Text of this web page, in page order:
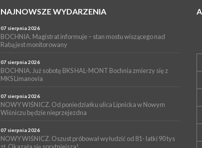
NAJNOWSZE WYDARZENIA
07 sierpnia 2026
BOCHNIA. Magistrat informuje – stan mostu wiszącego nad
Rabą jest monitorowany
07 sierpnia 2026
BOCHNIA. Już sobotę BKS HAL-MONT Bochnia zmierzy się z
MKS Limanovia
07 sierpnia 2026
NOWY WIŚNICZ. Od poniedziałku ulica Lipnicka w Nowym
Wiśniczu będzie nieprzejezdna
07 sierpnia 2026
NOWY WIŚNICZ. Oszust próbował wyłudzić od 81- latki 90 tys